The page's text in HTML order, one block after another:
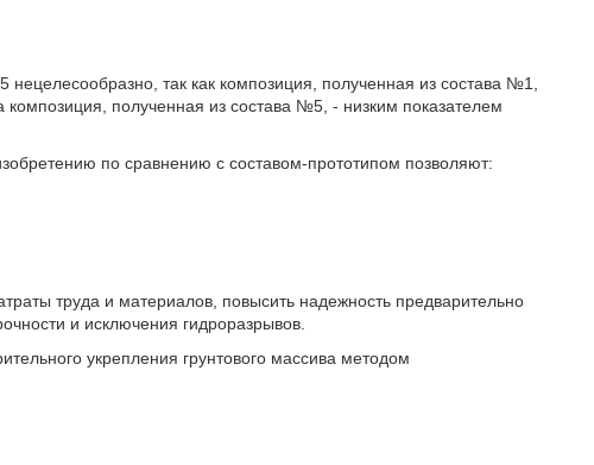
так как композиция, полученная из состава №1,
полученная из состава №5, - низким показателем
по сравнению с составом-прототипом позволяют:
труда и материалов, повысить надежность предварительно
и исключения гидроразрывов.
укрепления грунтового массива методом